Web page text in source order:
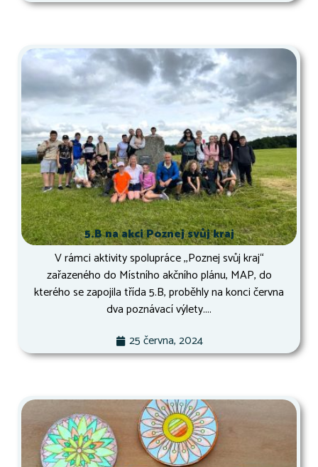
5.B na akci Poznej svůj kraj
V rámci aktivity spolupráce ,,Poznej svůj kraj“
zařazeného do Místního akčního plánu, MAP, do
kterého se zapojila třída 5.B, proběhly na konci června
dva poznávací výlety....
25 června, 2024